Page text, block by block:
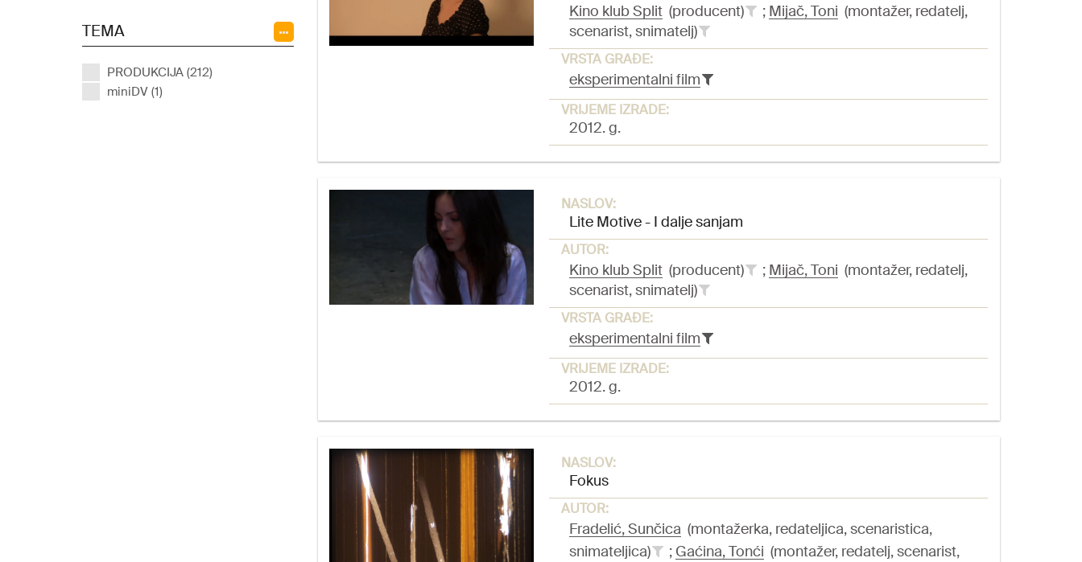
TEMA
PRODUKCIJA (212)
miniDV (1)
Kino klub Split(producent) ; Mijač, Toni (montažer, redatelj,
scenarist, snimatelj)
VRSTA GRAĐE:
eksperimentalni film
VRIJEME IZRADE:
2012. g.
NASLOV:
Lite Motive - I dalje sanjam
AUTOR:
Kino klub Split(producent) ; Mijač, Toni (montažer, redatelj,
scenarist, snimatelj)
VRSTA GRAĐE:
eksperimentalni film
VRIJEME IZRADE:
2012. g.
NASLOV:
Fokus
AUTOR:
Fradelić, Sunčica (montažerka, redateljica, scenaristica,
snimateljica)
; Gaćina, Tonći (montažer, redatelj, scenarist,